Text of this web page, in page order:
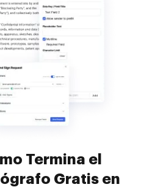
Termina el
Gratis en